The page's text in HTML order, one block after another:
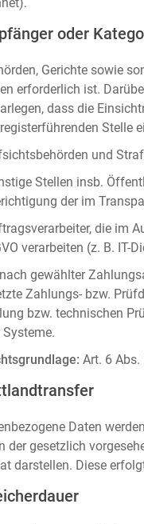
oder
Gerichte sowie
erforderlich ist.
dass die
Stelle
und
Stellen insb.
der im
die im
verarbeiten (z. B. IT-
gewählter
Zahlungs- bzw.
bzw. technischen
Systeme.
Art. 6 Abs.
Daten
der gesetzlich
darstellen. Diese